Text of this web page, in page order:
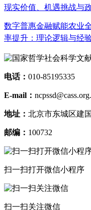
现实价值、机遇挑战与
数字普惠金融赋能农业
率提升：理论逻辑与经
电话： 010-85195335
E-mail：
地址： 北京市东城区建
邮编： 100732
扫一扫打开微信小程序
扫一扫关注微信